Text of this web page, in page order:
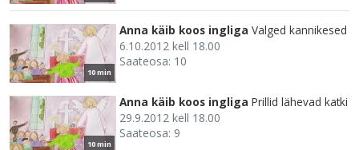
10 min
Anna käib koos ingliga Valged kannikesed
6.10.2012 kell 18.00
Saateosa: 10
10 min
Anna käib koos ingliga Prillid lähevad katki
29.9.2012 kell 18.00
Saateosa: 9